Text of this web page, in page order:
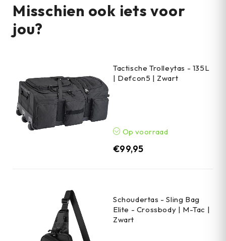
Misschien ook iets voor
jou?
Tactische Trolleytas - 135L
| Defcon5 | Zwart
Op voorraad
€99,95
Schoudertas - Sling Bag
Elite - Crossbody | M-Tac |
Zwart